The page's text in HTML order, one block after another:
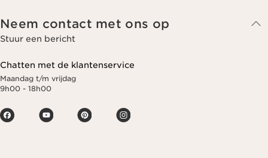
Neem contact met ons op
Stuur een bericht
Chatten met de klantenservice
Maandag t/m vrijdag
9h00 - 18h00